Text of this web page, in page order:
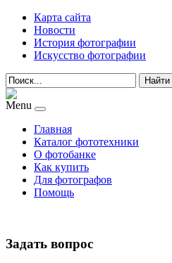
Карта сайта
Новости
История фотографии
Искусство фотографии
Найти
Menu
Главная
Каталог фототехники
О фотобанке
Как купить
Для фотографов
Помощь
Задать вопрос